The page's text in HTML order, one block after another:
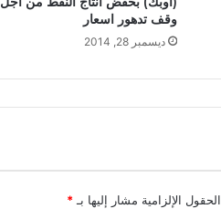
وقف تدهور اسعار
ديسمبر 28, 2014
الحقول الإلزامية مشار إليها بـ *